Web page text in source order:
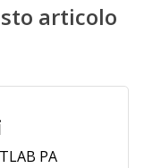
articolo
PA